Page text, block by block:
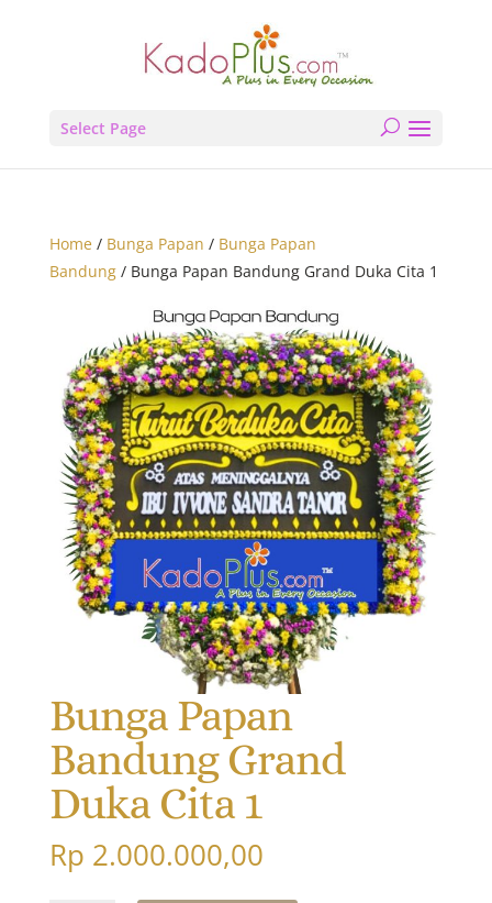
Select Page
Home/ Bunga Papan / Bunga Papan
Bandung/ Bunga Papan Bandung Grand Duka Cita 1
Bunga Papan
Bandung Grand
Duka Cita 1
Rp 2.000.000,00